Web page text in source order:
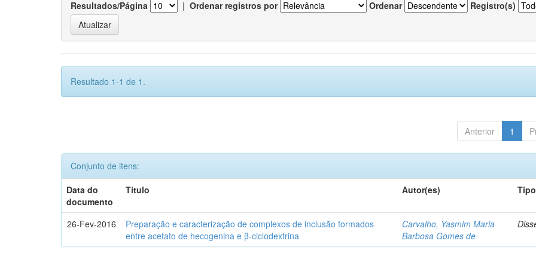
Resultados/Página | Ordenar registros por Ordenar Registro(s)
Resultado 1-1 de 1.
Anterior 1
Conjunto de itens:
Data do
documento
Título Autor(es) Tipo
26-Fev-2016
Preparação e caracterização de complexos de inclusão formados
entre acetato de hecogenina e β-ciclodextrina
Carvalho, Yasmim Maria
Barbosa Gomes de